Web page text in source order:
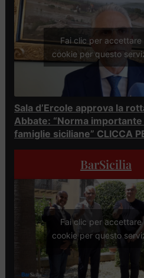
Fai clic per accettare
cookie per questo
Sala d’Ercole approva la
Abbate: “Norma
famiglie siciliane” CLICCA
BarSicilia
Fai clic per accettare
cookie per questo